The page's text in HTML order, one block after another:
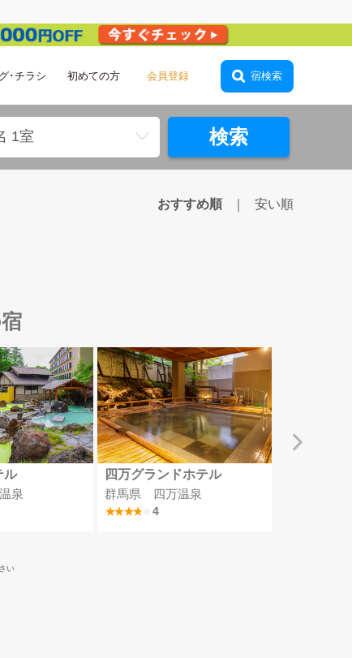
･チラシ 初めての方 会員登録 宿検索
1室 検索
おすすめ順 安い順
ル
泉
四万グランドホテル
群馬県 四万温泉
4
い